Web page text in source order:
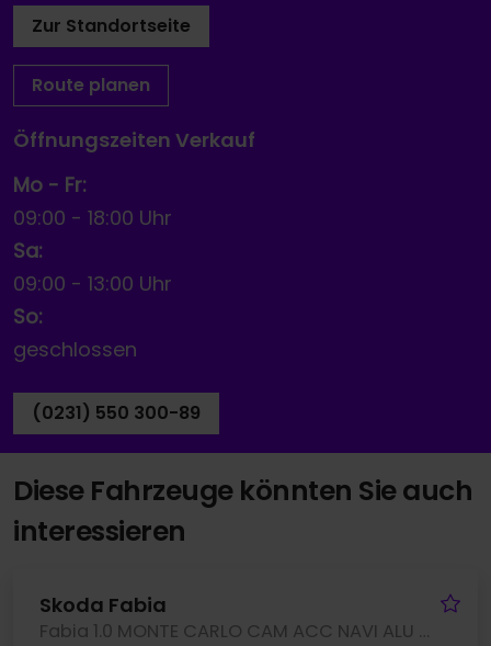
Zur Standortseite
Route planen
Öffnungszeiten Verkauf
Mo - Fr:
09:00 - 18:00 Uhr
Sa:
09:00 - 13:00 Uhr
So:
geschlossen
(0231) 550 300-89
Diese Fahrzeuge könnten Sie auch
interessieren
Skoda Fabia
Fabia 1.0 MONTE CARLO CAM ACC NAVI ALU SITZHEIZ.